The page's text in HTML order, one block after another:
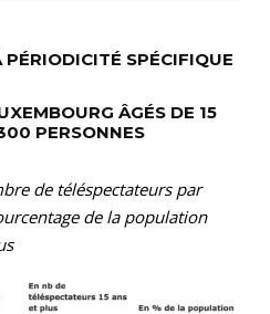
PÉRIODICITÉ SPÉCIFIQUE
ÂGÉS DE 15
PERSONNES
de téléspectateurs par
de la population